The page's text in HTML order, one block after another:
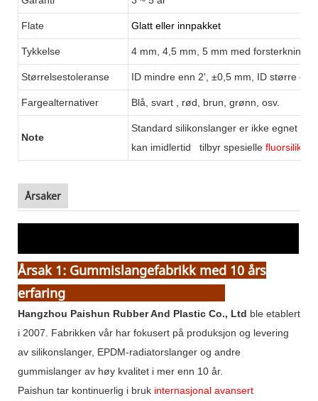
Flate Glatt eller innpakket
Tykkelse 4 mm, 4,5 mm, 5 mm med forsterkning
Størrelsestoleranse ID mindre enn 2', ±0,5 mm, ID større
Fargealternativer Blå, svart , rød, brun, grønn, osv.
Note
Standard silikonslanger er ikke egnet for
kan imidlertid
tilbyr spesielle
Årsaker
Årsak 1: Gummislangefabrikk med 10 års
erfaring
Hangzhou Paishun Rubber And Plastic Co., Ltd ble etablert
i 2007. Fabrikken vår har fokusert på produksjon og levering
av silikonslanger, EPDM-radiatorslanger og andre
gummislanger av høy kvalitet i mer enn 10 år.
Paishun tar kontinuerlig i bruk internasjonal avansert